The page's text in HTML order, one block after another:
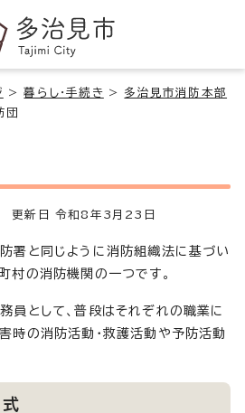
>暮らし・手続き >多治見市消防本部
団
更新日 令和8年3月23日
署と同じように消防組織法に基づい
村の消防機関の一つです。
員として、普段はそれぞれの職業に
時の消防活動・救護活動や予防活動